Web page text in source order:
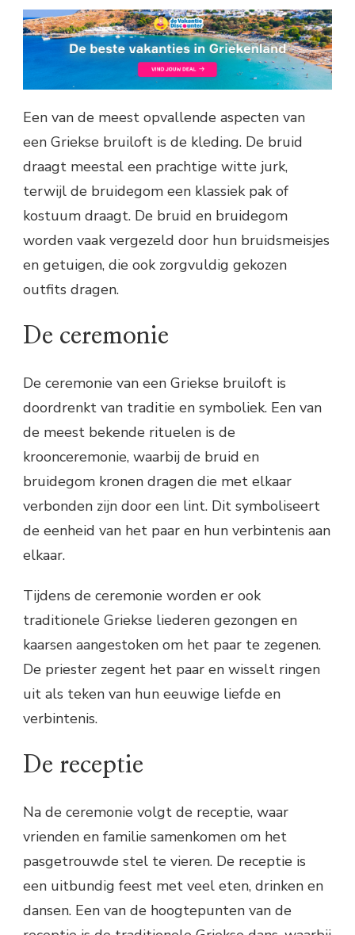
Een van de meest opvallende aspecten van
een Griekse bruiloft is de kleding. De bruid
draagt meestal een prachtige witte jurk,
terwijl de bruidegom een klassiek pak of
kostuum draagt. De bruid en bruidegom
worden vaak vergezeld door hun bruidsmeisjes
en getuigen, die ook zorgvuldig gekozen
outfits dragen.
De ceremonie
De ceremonie van een Griekse bruiloft is
doordrenkt van traditie en symboliek. Een van
de meest bekende rituelen is de
kroonceremonie, waarbij de bruid en
bruidegom kronen dragen die met elkaar
verbonden zijn door een lint. Dit symboliseert
de eenheid van het paar en hun verbintenis aan
elkaar.
Tijdens de ceremonie worden er ook
traditionele Griekse liederen gezongen en
kaarsen aangestoken om het paar te zegenen.
De priester zegent het paar en wisselt ringen
uit als teken van hun eeuwige liefde en
verbintenis.
De receptie
Na de ceremonie volgt de receptie, waar
vrienden en familie samenkomen om het
pasgetrouwde stel te vieren. De receptie is
een uitbundig feest met veel eten, drinken en
dansen. Een van de hoogtepunten van de